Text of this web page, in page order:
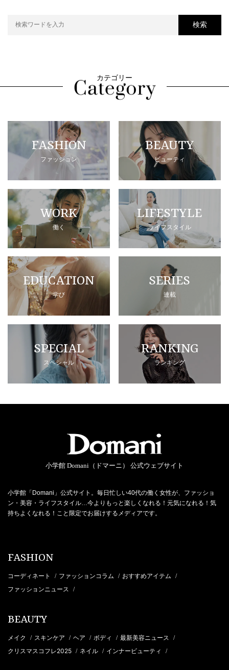
検索
カテゴリー
FASHION
ファッション
BEAUTY
ビューティ
WORK
働く
LIFESTYLE
ライフスタイル
EDUCATION
学び
SERIES
連載
SPECIAL
スペシャル
RANKING
ランキング
小学館 Domani（ドマーニ） 公式ウェブサイト
小学館「Domani」公式サイト。毎日忙しい40代の働く女性が、ファッショ
ン・美容・ライフスタイル…今よりもっと楽しくなれる！元気になれる！気
持ちよくなれる！こと限定でお届けするメディアです。
FASHION
コーディネート / ファッションコラム / おすすめアイテム /
ファッションニュース /
BEAUTY
メイク / スキンケア / ヘア / ボディ / 最新美容ニュース /
クリスマスコフレ2025 / ネイル / インナービューティ /